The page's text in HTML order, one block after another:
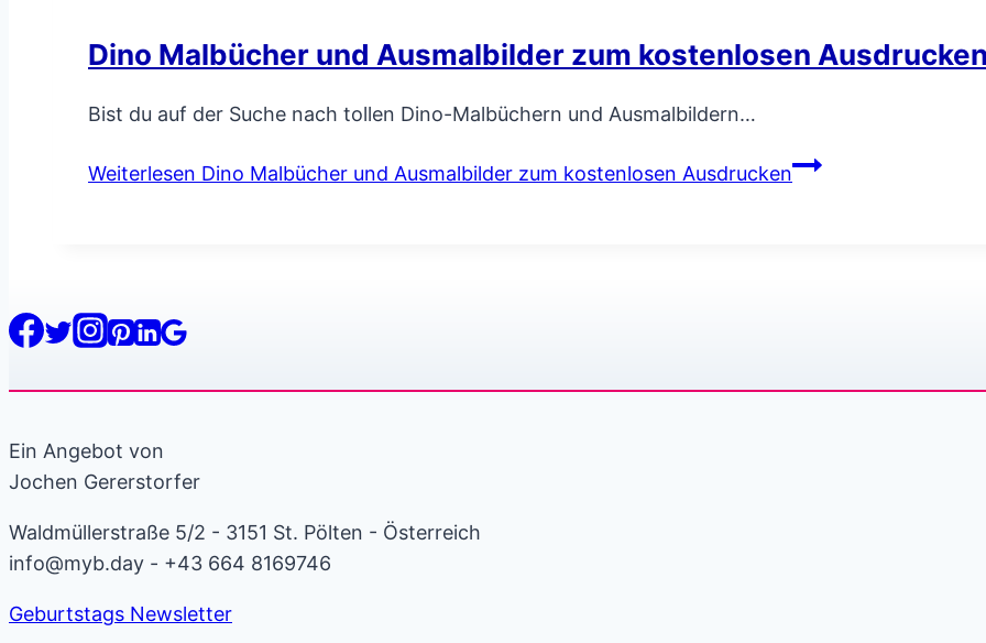
Dino Malbücher und Ausmalbilder zum kostenlosen
Bist du auf der Suche nach tollen Dino-Malbüchern und Ausmalbildern…
Weiterlesen Dino Malbücher und Ausmalbilder zum kostenlosen Ausdrucken
Ein Angebot von
Jochen Gererstorfer
Waldmüllerstraße 5/2 - 3151 St. Pölten - Österreich
info@myb.day - +43 664 8169746
Geburtstags Newsletter